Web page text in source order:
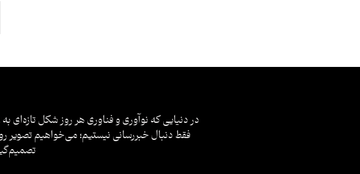
در دنیایی که نوآوری و فناوری هر روز شکل تازه‌ای
فقط دنبال خبررسانی نیستیم؛ می‌خواهیم تصویر